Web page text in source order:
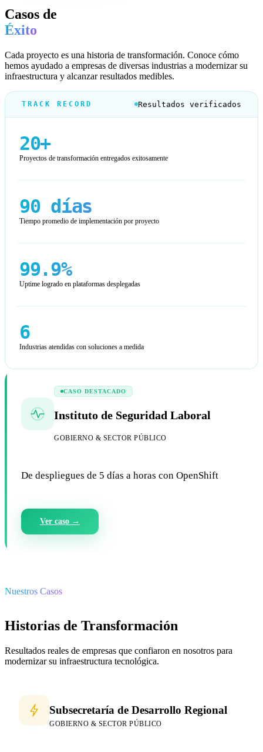
Casos de
Éxito
Cada proyecto es una historia de transformación. Conoce cómo
hemos ayudado a empresas de diversas industrias a modernizar su
infraestructura y alcanzar resultados medibles.
TRACK RECORD Resultados verificados
20+
Proyectos de transformación entregados exitosamente
90 días
Tiempo promedio de implementación por proyecto
99.9%
Uptime logrado en plataformas desplegadas
6
Industrias atendidas con soluciones a medida
CASO DESTACADO
Instituto de Seguridad Laboral
GOBIERNO & SECTOR PÚBLICO
De despliegues de 5 días a horas con OpenShift
Ver caso →
Nuestros Casos
Historias de Transformación
Resultados reales de empresas que confiaron en nosotros para
modernizar su infraestructura tecnológica.
Subsecretaría de Desarrollo Regional
GOBIERNO & SECTOR PÚBLICO